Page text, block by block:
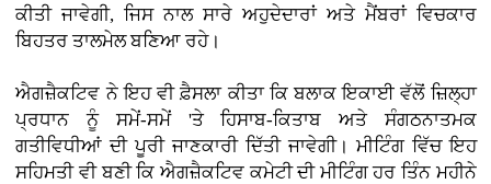
ਕੀਤੀ ਜਾਵੇਗੀ, ਜਿਸ ਨਾਲ ਸਾਰੇ ਅਹੁਦੇਦਾਰਾਂ ਅਤੇ ਮੈਂਬਰਾਂ ਵਿਚਕਾਰ
ਬਿਹਤਰ ਤਾਲਮੇਲ ਬਣਿਆ ਰਹੇ।
ਐਗਜ਼ੈਕਟਿਵ ਨੇ ਇਹ ਵੀ ਫ਼ੈਸਲਾ ਕੀਤਾ ਕਿ ਬਲਾਕ ਇਕਾਈ ਵੱਲੋਂ ਜ਼ਿਲ੍ਹਾ
ਪ੍ਰਧਾਨ ਨੂੰ ਸਮੇਂ-ਸਮੇਂ 'ਤੇ ਹਿਸਾਬ-ਕਿਤਾਬ ਅਤੇ ਸੰਗਠਨਾਤਮਕ
ਗਤੀਵਿਧੀਆਂ ਦੀ ਪੂਰੀ ਜਾਣਕਾਰੀ ਦਿੱਤੀ ਜਾਵੇਗੀ। ਮੀਟਿੰਗ ਵਿੱਚ ਇਹ
ਸਹਿਮਤੀ ਵੀ ਬਣੀ ਕਿ ਐਗਜ਼ੈਕਟਿਵ ਕਮੇਟੀ ਦੀ ਮੀਟਿੰਗ ਹਰ ਤਿੰਨ ਮਹੀਨੇ